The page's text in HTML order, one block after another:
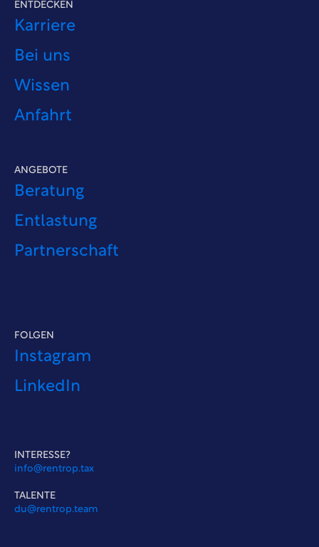
ENTDECKEN
Karriere
Bei uns
Wissen
Anfahrt
ANGEBOTE
Beratung
Entlastung
Partnerschaft
FOLGEN
Instagram
LinkedIn
INTERESSE?
info@rentrop.tax
TALENTE
du@rentrop.team